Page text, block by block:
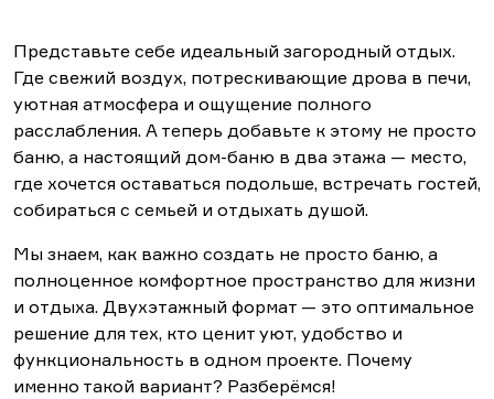
Представьте себе идеальный загородный отдых.
Где свежий воздух, потрескивающие дрова в печи,
уютная атмосфера и ощущение полного
расслабления. А теперь добавьте к этому не просто
баню, а настоящий дом-баню в два этажа — место,
где хочется оставаться подольше, встречать гостей,
собираться с семьей и отдыхать душой.
Мы знаем, как важно создать не просто баню, а
полноценное комфортное пространство для жизни
и отдыха. Двухэтажный формат — это оптимальное
решение для тех, кто ценит уют, удобство и
функциональность в одном проекте. Почему
именно такой вариант? Разберёмся!